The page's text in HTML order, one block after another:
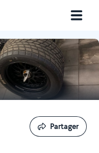
Partager
Partager